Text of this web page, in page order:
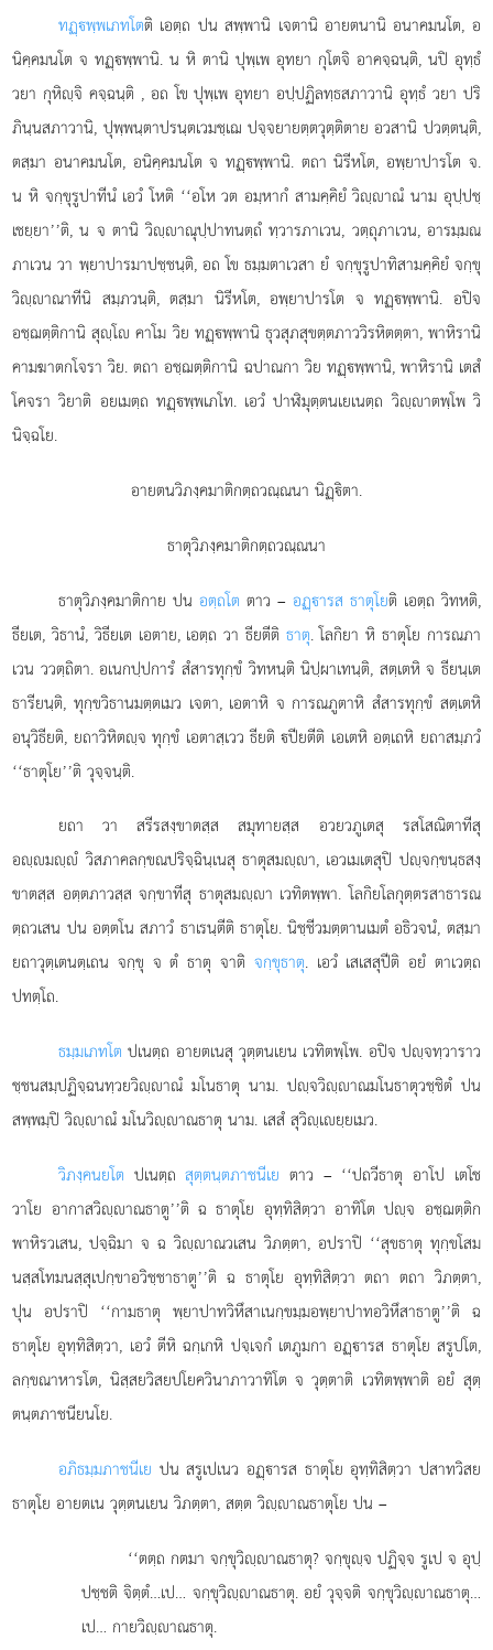
ทฏฺพฺพเภทโตติ เอตฺถ ปน สพฺพานิ เจตานิ อายตนานิ อนาคมนโต, อ
นิคฺคมนโต จ ทฏฺพฺพานิ. น หิ ตานิ ปุพฺเพ อุทยา กุโตจิ อาคจฺฉนฺติ, นปิ อุทฺธํ
วยา กุหิฺจิ คจฺฉนฺติ , อถ โข ปุพฺเพ อุทยา อปฺปฏิลทฺธสภาวานิ อุทฺธํ วยา ปริ
ภินฺนสภาวานิ, ปุพฺพนฺตาปรนฺตเวมชฺเฌ ปจฺจยายตฺตวุตฺติตาย อวสานิ ปวตฺตนฺติ,
ตสฺมา อนาคมนโต, อนิคฺคมนโต จ ทฏฺพฺพานิ. ตถา นิรีหโต, อพฺยาปารโต จ.
น หิ จกฺขุรูปาทีนํ เอวํ โหติ ‘‘อโห วต อมฺหากํ สามคฺคิยํ วิฺาณํ นาม อุปฺปชฺ
เชยฺยา’’ติ, น จ ตานิ วิฺาณุปฺปาทนตฺถํ ทฺวารภาเวน, วตฺถุภาเวน, อารมฺมณ
ภาเวน วา พฺยาปารมาปชฺชนฺติ, อถ โข ธมฺมตาเวสา ยํ จกฺขุรูปาทิสามคฺคิยํ จกฺขุ
วิฺาณาทีนิ สมฺภวนฺติ, ตสฺมา นิรีหโต, อพฺยาปารโต จ ทฏฺพฺพานิ. อปิจ
อชฺฌตฺติกานิ สุฺโ คาโม วิย ทฏฺพฺพานิ ธุวสุภสุขตฺตภาววิรหิตตฺตา, พาหิรานิ
คามฆาตกโจรา วิย. ตถา อชฺฌตฺติกานิ ฉปาณกา วิย ทฏฺพฺพานิ, พาหิรานิ เตสํ
โคจรา วิยาติ อยเมตฺถ ทฏฺพฺพเภโท. เอวํ ปาฬิมุตฺตนเยเนตฺถ วิฺาตพฺโพ วิ
นิจฺฉโย.
อายตนวิภงฺคมาติกตฺถวณฺณนา นิฏฺิตา.
ธาตุวิภงฺคมาติกตฺถวณฺณนา
ธาตุวิภงฺคมาติกาย ปน อตฺถโต ตาว – อฏฺารส ธาตุโยติ เอตฺถ วิทหติ,
ธียเต, วิธานํ, วิธียเต เอตาย, เอตฺถ วา ธียตีติ ธาตุ. โลกิยา หิ ธาตุโย การณภา
เวน ววตฺถิตา. อเนกปฺปการํ สํสารทุกฺขํ วิทหนฺติ นิปฺผาเทนฺติ, สตฺเตหิ จ ธียนฺเต
ธารียนฺติ, ทุกฺขวิธานมตฺตเมว เจตา, เอตาหิ จ การณภูตาหิ สํสารทุกฺขํ สตฺเตหิ
อนุวิธียติ, ยถาวิหิตฺจ ทุกฺขํ เอตาสฺเวว ธียติ ปียตีติ เอเตหิ อตฺเถหิ ยถาสมฺภวํ
‘‘ธาตุโย’’ติ วุจฺจนฺติ.
ยถาวา สรีรสงฺขาตสฺส สมุทายสฺส อวยวภูเตสุ รสโสณิตาทีสุ
อฺมฺํ วิสภาคลกฺขณปริจฺฉินฺเนสุ ธาตุสมฺา, เอวเมเตสุปิ ปฺจกฺขนฺธสงฺ
ขาตสฺส อตฺตภาวสฺส จกฺขาทีสุ ธาตุสมฺา เวทิตพฺพา. โลกิยโลกุตฺตรสาธารณ
ตฺถวเสน ปน อตฺตโน สภาวํ ธาเรนฺตีติ ธาตุโย. นิชฺชีวมตฺตานเมตํ อธิวจนํ, ตสฺมา
ยถาวุตฺเตนตฺเถน จกฺขุ จ ตํ ธาตุ จาติ จกฺขุธาตุ. เอวํ เสเสสุปีติ อยํ ตาเวตฺถ
ปทตฺโถ.
ธมฺมเภทโต ปเนตฺถ อายตเนสุ วุตฺตนเยน เวทิตพฺโพ. อปิจ ปฺจทฺวาราว
ชฺชนสมฺปฏิจฺฉนทฺวยวิฺาณํมโนธาตุ นาม. ปฺจวิฺาณมโนธาตุวชฺชิตํ ปน
สพฺพมฺปิ วิฺาณํ มโนวิฺาณธาตุ นาม. เสสํ สุวิฺเยฺยเมว.
วิภงฺคนยโต ปเนตฺถสุตฺตนฺตภาชนีเย ตาว – ‘‘ปถวีธาตุ อาโป เตโช
วาโย อากาสวิฺาณธาตู’’ติ ฉ ธาตุโย อุทฺทิสิตฺวา อาทิโต ปฺจ อชฺฌตฺติก
พาหิรวเสน, ปจฺฉิมา จ ฉ วิฺาณวเสน วิภตฺตา, อปราปิ ‘‘สุขธาตุ ทุกฺขโสม
นสฺสโทมนสฺสุเปกฺขาอวิชฺชาธาตู’’ติ ฉ ธาตุโย อุทฺทิสิตฺวา ตถา ตถา วิภตฺตา,
ปุน อปราปิ ‘‘กามธาตุ พฺยาปาทวิหึสาเนกฺขมฺมอพฺยาปาทอวิหึสาธาตู’’ติ ฉ
ธาตุโย อุทฺทิสิตฺวา, เอวํ ตีหิ ฉกฺเกหิ ปจฺเจกํ เตภูมกา อฏฺารส ธาตุโย สรูปโต,
ลกฺขณาหารโต, นิสฺสยวิสยปโยควินาภาวาทิโต จ วุตฺตาติ เวทิตพฺพาติ อยํ สุตฺ
ตนฺตภาชนียนโย.
อภิธมฺมภาชนีเย ปน สรูเปเนว อฏฺารส ธาตุโย อุทฺทิสิตฺวา ปสาทวิสย
ธาตุโย อายตเน วุตฺตนเยน วิภตฺตา, สตฺต วิฺาณธาตุโย ปน –
‘‘ตตฺถ กตมา จกฺขุวิฺาณธาตุ? จกฺขุฺจ ปฏิจฺจ รูเป จ อุปฺ
ปชฺชติ จิตฺตํ…เป… จกฺขุวิฺาณธาตุ. อยํ วุจฺจติ จกฺขุวิฺาณธาตุ…
เป… กายวิฺาณธาตุ.